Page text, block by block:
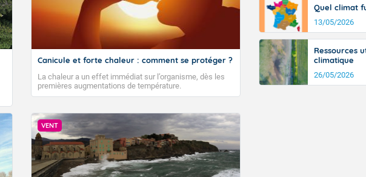
Canicule et forte chaleur : comment se protéger ?
La chaleur a un effet immédiat sur l’organisme, dès les
premières augmentations de température.
VENT
Quel climat
13/05/2026
Ressources
climatique
26/05/2026